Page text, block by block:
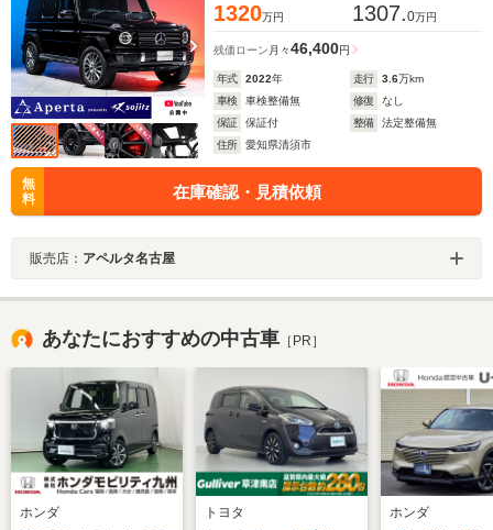
1320万円 1307.0万円
残価ローン 月々46,400円
年式 2022年 走行 3.6万km
車検
車検整備無 修復
なし
保証
保証付 整備
法定整備無
住所
愛知県清須市
無
料
在庫確認・見積依頼
販売店： アペルタ名古屋
あなたにおすすめの中古車 ［PR］
ホンダ トヨタ ホンダ